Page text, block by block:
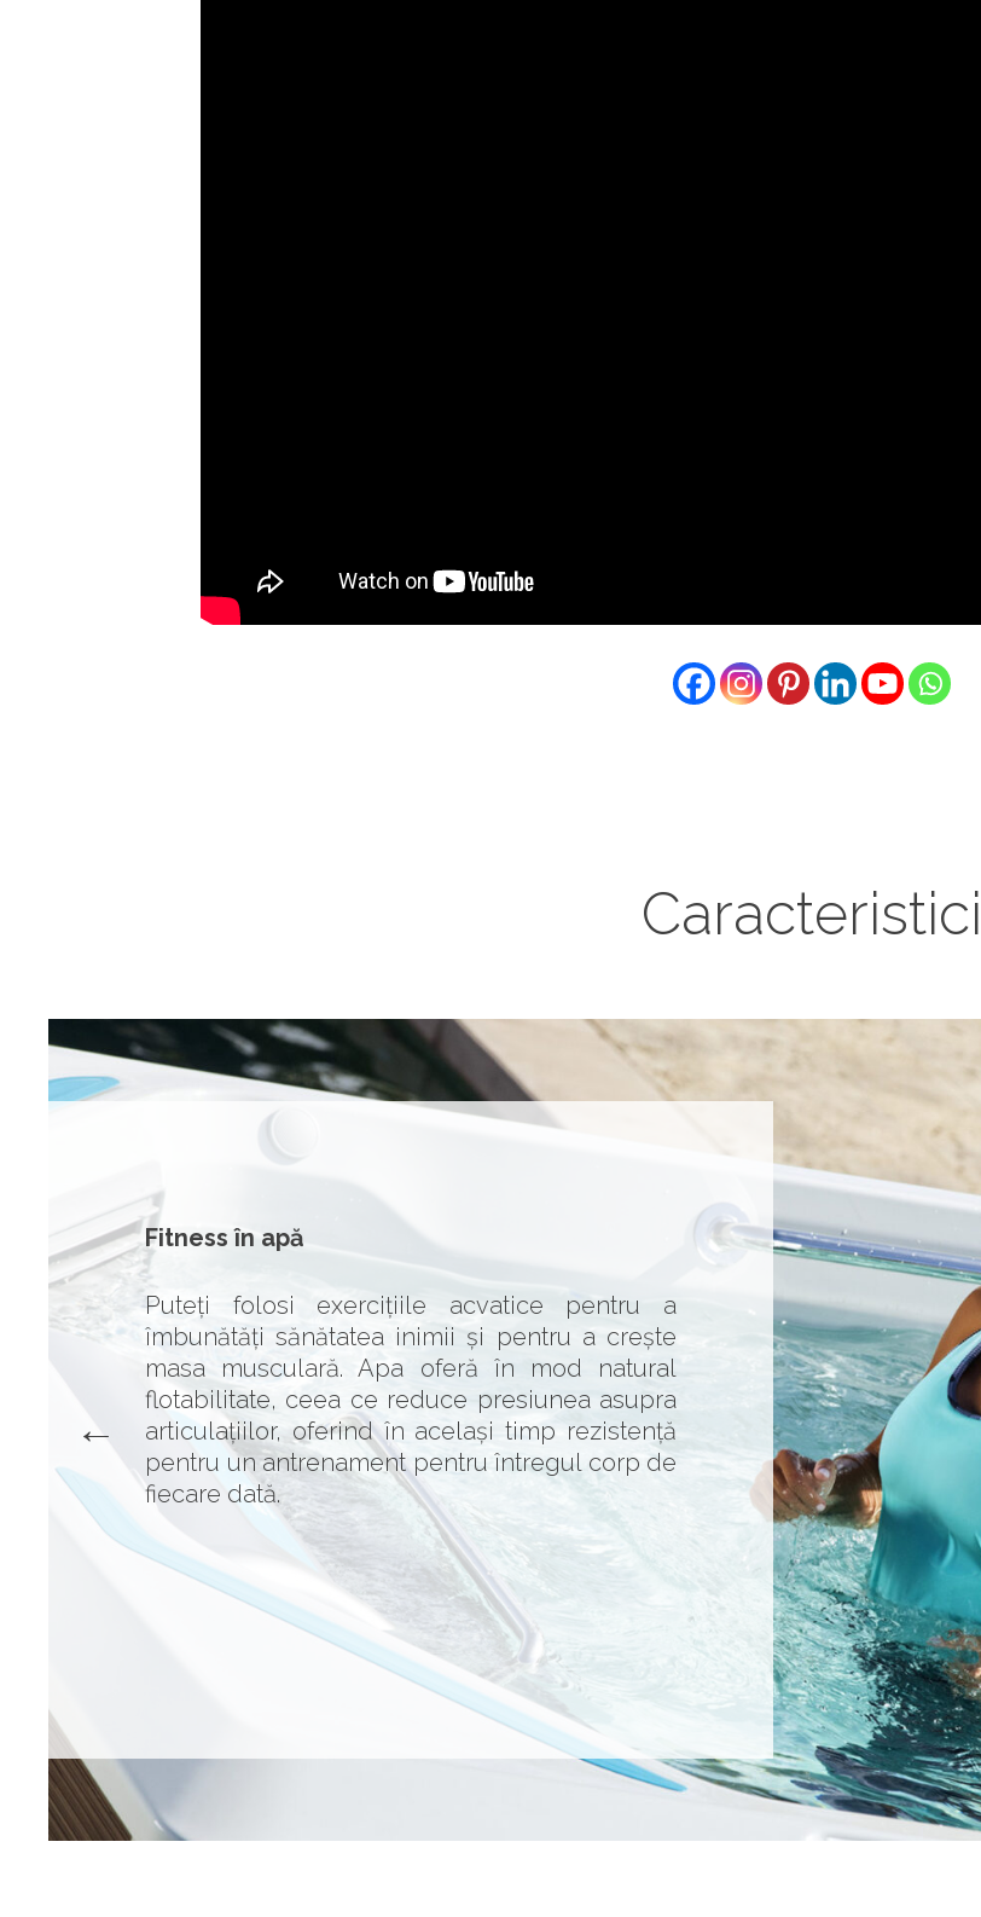
Caracteristici
Fitness în apă
Puteți folosi exercițiile acvatice pentru a
îmbunătăți sănătatea inimii și pentru a crește
masa musculară. Apa oferă în mod natural
flotabilitate, ceea ce reduce presiunea asupra
articulațiilor, oferind în același timp rezistență
pentru un antrenament pentru întregul corp de
fiecare dată.